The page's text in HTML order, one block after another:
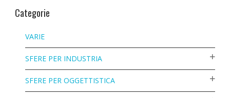
Categorie
VARIE
SFERE PER INDUSTRIA
SFERE PER OGGETTISTICA